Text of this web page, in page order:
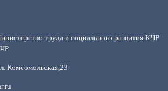
Комсомольская,23